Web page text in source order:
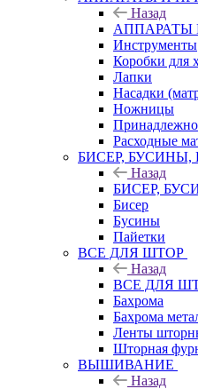
Назад
АППАРАТЫ
Инструменты
Коробки для
Лапки
Насадки
Ножницы
Расходные
БИСЕР,
Назад
БИСЕР,
Бисер
Бусины
Пайетки
ВСЕ ДЛЯ ШТОР
Назад
ВСЕ ДЛЯ
Бахрома
Бахрома
Ленты
Шторная
ВЫШИВАНИЕ
Назад